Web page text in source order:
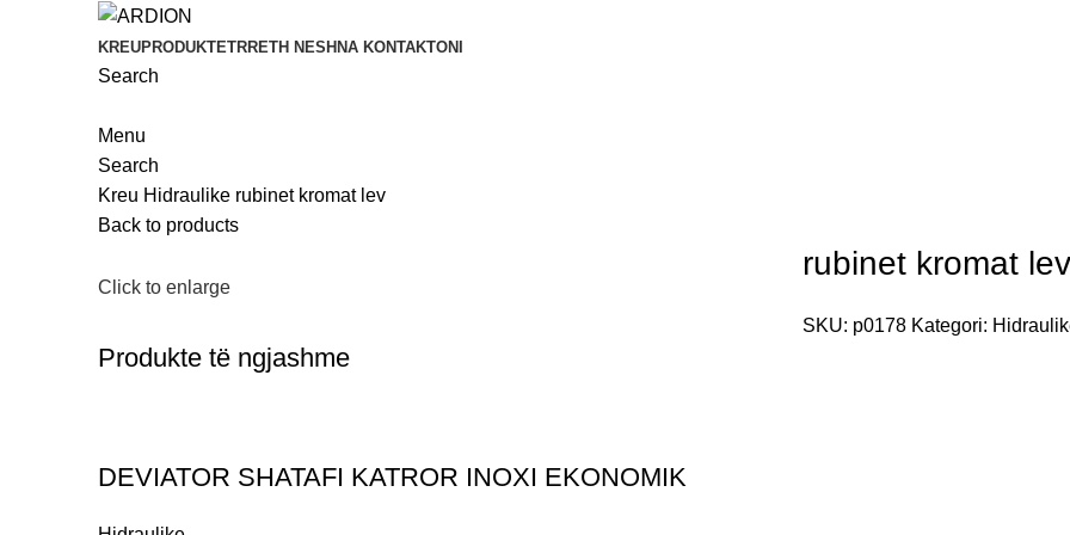
KREUPRODUKTETRRETH NESH NA KONTAKTONI
Search
Menu
Search
Kreu Hidraulike rubinet kromat lev
Back to products
Click to enlarge
rubinet kromat lev
SKU: p0178 Kategori:
Produkte të ngjashme
DEVIATOR SHATAFI KATROR INOXI EKONOMIK